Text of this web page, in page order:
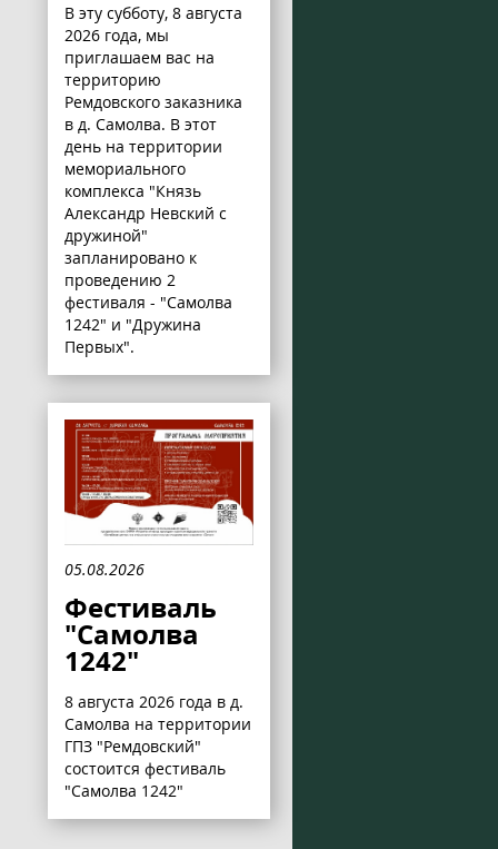
В эту субботу, 8 августа
2026 года, мы
приглашаем вас на
территорию
Ремдовского заказника
в д. Самолва. В этот
день на территории
мемориального
комплекса "Князь
Александр Невский с
дружиной"
запланировано к
проведению 2
фестиваля - "Самолва
1242" и "Дружина
Первых".
05.08.2026
Фестиваль
"Самолва
1242"
8 августа 2026 года в д.
Самолва на территории
ГПЗ "Ремдовский"
состоится фестиваль
"Самолва 1242"